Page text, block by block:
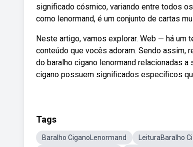
significado cósmico, variando entre todos
como lenormand, é um conjunto de cartas
Neste artigo, vamos explorar. Web — há
conteúdo que vocês adoram. Sendo assim,
do baralho cigano lenormand relacionadas
cigano possuem significados específicos
Tags
Baralho CiganoLenormand LeituraBaralho